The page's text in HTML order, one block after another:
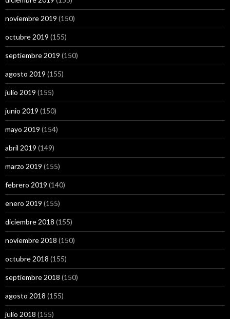
noviembre 2019 (150)
octubre 2019 (155)
septiembre 2019 (150)
agosto 2019 (155)
julio 2019 (155)
junio 2019 (150)
mayo 2019 (154)
abril 2019 (149)
marzo 2019 (155)
febrero 2019 (140)
enero 2019 (155)
diciembre 2018 (155)
noviembre 2018 (150)
octubre 2018 (155)
septiembre 2018 (150)
agosto 2018 (155)
julio 2018 (155)